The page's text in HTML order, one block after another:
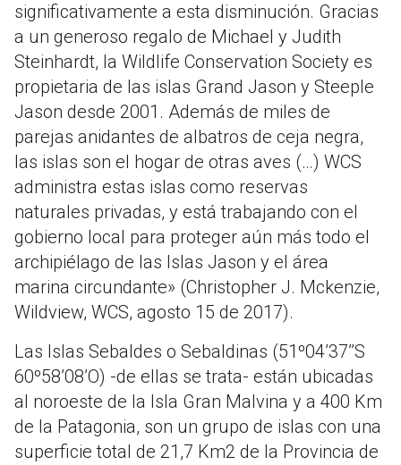
significativamente a esta disminución. Gracias
a un generoso regalo de Michael y Judith
Steinhardt, la Wildlife Conservation Society es
propietaria de las islas Grand Jason y Steeple
Jason desde 2001. Además de miles de
parejas anidantes de albatros de ceja negra,
las islas son el hogar de otras aves (…) WCS
administra estas islas como reservas
naturales privadas, y está trabajando con el
gobierno local para proteger aún más todo el
archipiélago de las Islas Jason y el área
marina circundante» (Christopher J. Mckenzie,
Wildview, WCS, agosto 15 de 2017).
Las Islas Sebaldes o Sebaldinas (51º04’37’’S
60º58’08’O) -de ellas se trata- están ubicadas
al noroeste de la Isla Gran Malvina y a 400 Km
de la Patagonia, son un grupo de islas con una
superficie total de 21,7 Km2 de la Provincia de